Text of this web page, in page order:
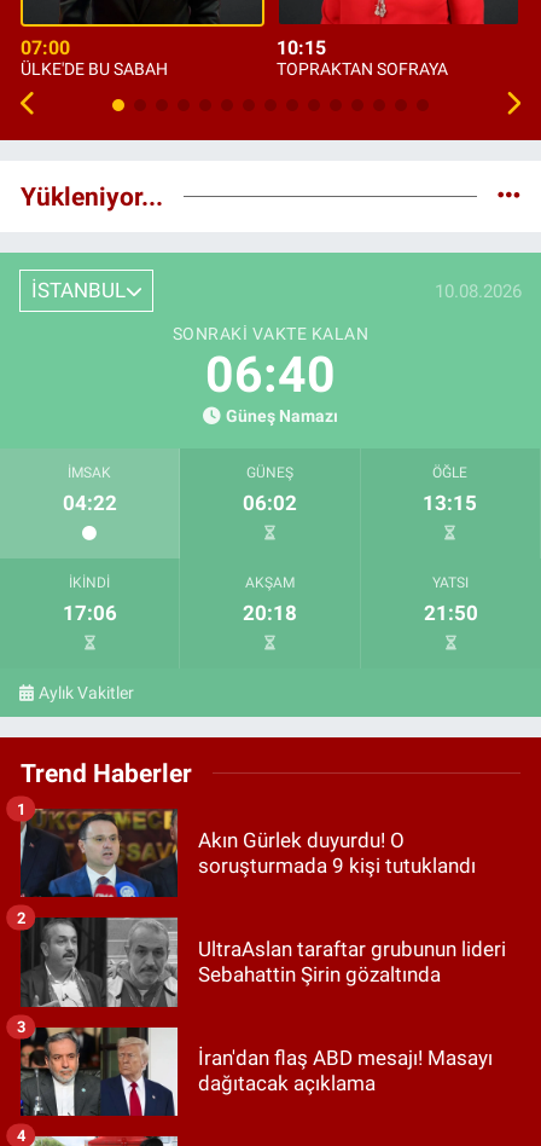
07:00
ÜLKE'DE BU SABAH
10:15
TOPRAKTAN SOFRAYA
Yükleniyor...
İSTANBUL 10.08.2026
SONRAKI VAKTE KALAN
06:39
Güneş Namazı
İMSAK
04:22
GÜNEŞ
06:02
ÖĞLE
13:15
İKINDI
17:06
AKŞAM
20:18
YATSI
21:50
Aylık Vakitler
Trend Haberler
Akın Gürlek duyurdu! O
soruşturmada 9 kişi tutuklandı
1
UltraAslan taraftar grubunun lideri
Sebahattin Şirin gözaltında
2
İran'dan flaş ABD mesajı! Masayı
dağıtacak açıklama
3
4